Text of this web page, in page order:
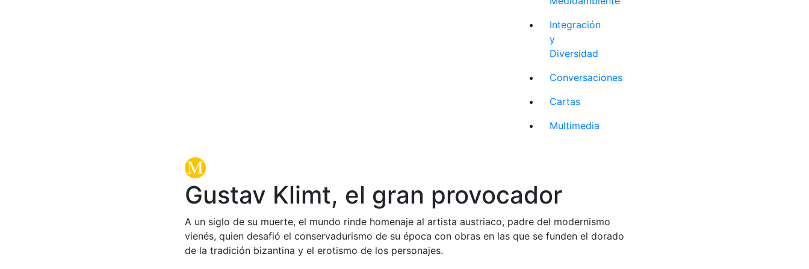
Integración
y
Diversidad
Conversaciones
Cartas
Multimedia
Gustav Klimt, el gran provocador
A un siglo de su muerte, el mundo rinde homenaje al artista austriaco, padre del modernismo
vienés, quien desafió el conservadurismo de su época con obras en las que se funden el dorado
de la tradición bizantina y el erotismo de los personajes.